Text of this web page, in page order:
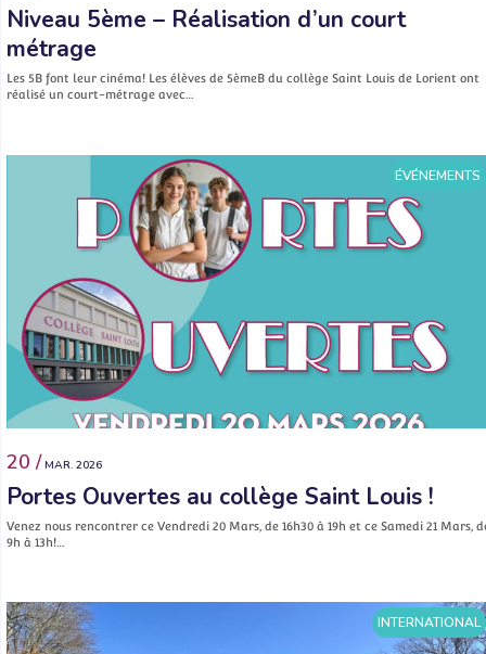
Niveau 5ème – Réalisation d’un court
métrage
Les 5B font leur cinéma! Les élèves de 5èmeB du collège Saint Louis de Lorient ont
réalisé un court-métrage avec…
ÉVÉNEMENTS
20 / MAR. 2026
Portes Ouvertes au collège Saint Louis !
Venez nous rencontrer ce Vendredi 20 Mars, de 16h30 à 19h et ce Samedi 21 Mars,
9h à 13h!…
INTERNATIONAL